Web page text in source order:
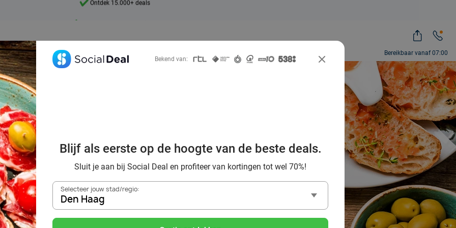
Bereikbaar vanaf 07:00
voordelig de beste
in Den Haag en
omgeving
Bekend van:
Blijf als eerste op de hoogte van de beste deals.
Sluit je aan bij Social Deal en profiteer van kortingen tot wel 70%!
Selecteer jouw stad/regio:
Den Haag